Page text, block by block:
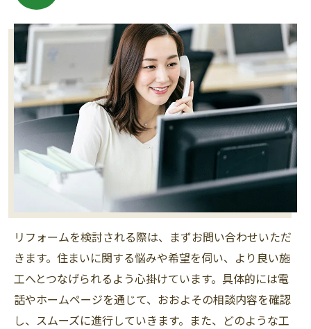
リフォームを検討される際は、まずお問い合わせいただ
きます。住まいに関する悩みや希望を伺い、より良い施
工へとつなげられるよう心掛けています。具体的には電
話やホームページを通じて、おおよその相談内容を確認
し、スムーズに進行していきます。また、どのような工